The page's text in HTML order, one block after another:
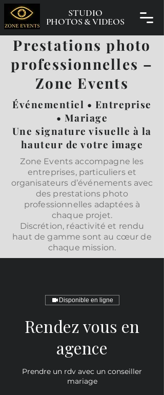
STUDIO
PHOTOS & VIDEOS
Prestations photo
professionnelles –
Zone Events
Événementiel • Entreprise
• Mariage
Une signature visuelle à la
hauteur de votre image
Zone Events accompagne les
entreprises, particuliers et
organisateurs d’événements avec
des prestations photo
professionnelles adaptées à
chaque projet.
Discrétion, réactivité et rendu
haut de gamme sont au cœur de
chaque mission.
Disponible en ligne
Rendez vous en
agence
Prendre un rdv avec un conseiller
mariage